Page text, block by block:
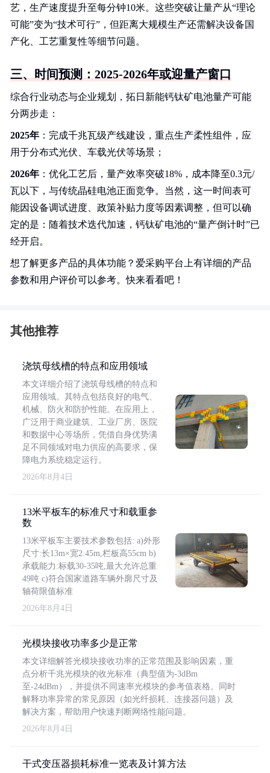
艺，生产速度提升至每分钟10米。这些突破让量产从“理论
可能”变为“技术可行”，但距离大规模生产还需解决设备国
产化、工艺重复性等细节问题。
三、时间预测：2025-2026年或迎量产窗口
综合行业动态与企业规划，拓日新能钙钛矿电池量产可能
分两步走：
2025年 ：完成千兆瓦级产线建设，重点生产柔性组件，应
用于分布式光伏、车载光伏等场景；
2026年 ：优化工艺后，量产效率突破18%，成本降至0.3元/
瓦以下，与传统晶硅电池正面竞争。当然，这一时间表可
能因设备调试进度、政策补贴力度等因素调整，但可以确
定的是：随着技术迭代加速，钙钛矿电池的“量产倒计时”已
经开启。
想了解更多产品的具体功能？爱采购平台上有详细的产品
参数和用户评价可以参考。快来看看吧！
其他推荐
浇筑母线槽的特点和应用领域
本文详细介绍了浇筑母线槽的特点和
应用领域。其特点包括良好的电气、
机械、防火和防护性能。在应用上，
广泛用于商业建筑、工业厂房、医院
和数据中心等场所，凭借自身优势满
足不同领域对电力供应的高要求，保
障电力系统稳定运行。
2026年8月4日
13米平板车的标准尺寸和载重参
数
13米平板车主要技术参数包括: a)外形
尺寸:长13m×宽2.45m,栏板高55cm b)
承载能力:标载30-35吨,最大允许总重
49吨 c)符合国家道路车辆外廓尺寸及
轴荷限值标准
2026年8月4日
光模块接收功率多少是正常
本文详细解答光模块接收功率的正常范围及影响因素，重
点分析千兆光模块的收光标准（典型值为-3dBm
至-24dBm），并提供不同速率光模块的参考值表格。同时
解释功率异常的常见原因（如光纤损耗、连接器问题）及
解决方案，帮助用户快速判断网络性能问题。
2026年8月4日
干式变压器损耗标准一览表及计算方法